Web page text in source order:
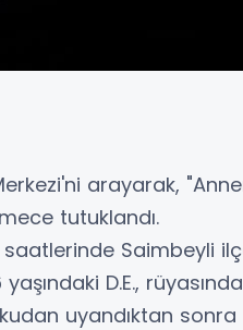
arayarak,
tutuklandı.
Saimbeyli
D.E.,
uyandıktan sonra